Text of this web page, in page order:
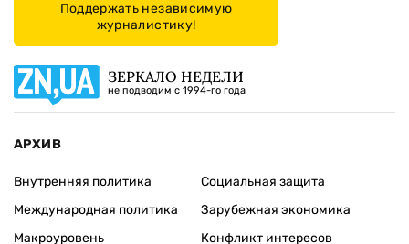
Поддержать независимую
журналистику!
ЗЕРКАЛО НЕДЕЛИ
не подводим с 1994-го года
АРХИВ
Внутренняя политика
Международная политика
Макроуровень
Социальная защита
Зарубежная экономика
Конфликт интересов